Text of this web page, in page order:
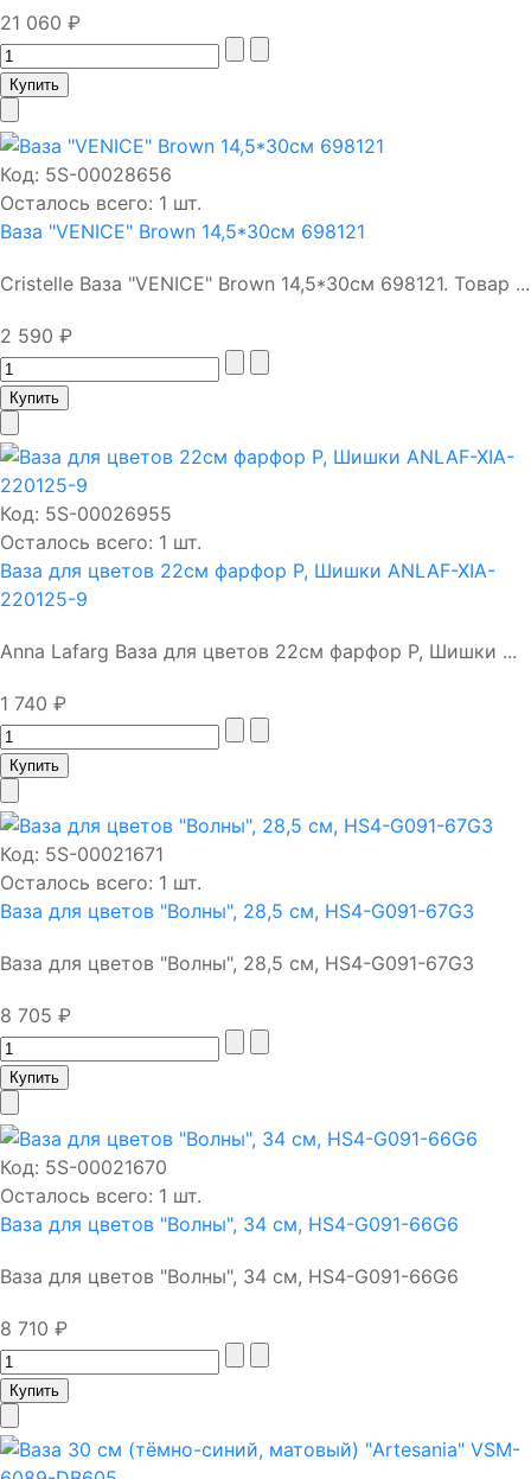
21 060 ₽
Код: 5S-00028656
Осталось всего: 1 шт.
Ваза "VENICE" Brown 14,5*30см 698121
Cristelle Ваза "VENICE" Brown 14,5*30см 698121. Товар ...
2 590 ₽
Код: 5S-00026955
Осталось всего: 1 шт.
Ваза для цветов 22см фарфор Р, Шишки ANLAF-XIA-
220125-9
Anna Lafarg Ваза для цветов 22см фарфор Р, Шишки ...
1 740 ₽
Код: 5S-00021671
Осталось всего: 1 шт.
Ваза для цветов "Волны", 28,5 см, HS4-G091-67G3
Ваза для цветов "Волны", 28,5 см, HS4-G091-67G3
8 705 ₽
Код: 5S-00021670
Осталось всего: 1 шт.
Ваза для цветов "Волны", 34 см, HS4-G091-66G6
Ваза для цветов "Волны", 34 см, HS4-G091-66G6
8 710 ₽